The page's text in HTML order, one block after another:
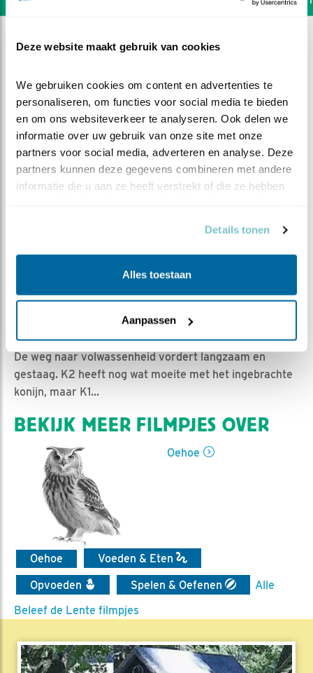
Deze website maakt gebruik van cookies
We gebruiken cookies om content en advertenties te
personaliseren, om functies voor social media te bieden
en om ons websiteverkeer te analyseren. Ook delen we
informatie over uw gebruik van onze site met onze
partners voor social media, adverteren en analyse. Deze
partners kunnen deze gegevens combineren met andere
informatie die u aan ze heeft verstrekt of die ze hebben
Details tonen
Alles toestaan
Aanpassen
K1 K2 Konijn
Romke Visser | Geplaatst op 20 mei 2021, 6:20 |
De weg naar volwassenheid vordert langzaam en
gestaag. K2 heeft nog wat moeite met het ingebrachte
konijn, maar K1...
BEKIJK MEER FILMPJES OVER
Oehoe
Oehoe
Voeden & Eten
Opvoeden
Spelen & Oefenen
Alle
Beleef de Lente filmpjes